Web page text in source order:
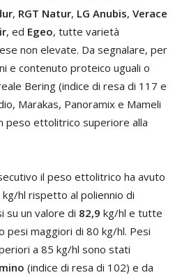
, RGT Natur, LG Anubis, Verace
, ed Egeo, tutte varietà
non elevate. Da segnalare, per
e contenuto proteico uguali o
Bering (indice di resa di 117 e
Marakas, Panoramix e Mameli
peso ettolitrico superiore alla
il peso ettolitrico ha avuto
hl rispetto al poliennio di
un valore di 82,9 kg/hl e tutte
pesi maggiori di 80 kg/hl. Pesi
a 85 kg/hl sono stati
(indice di resa di 102) e da